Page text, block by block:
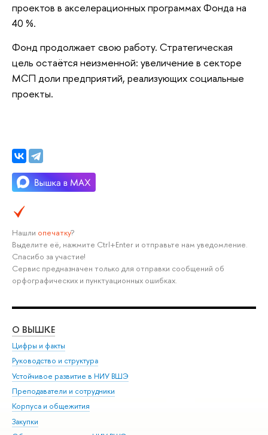
проектов в акселерационных программах Фонда на
40 %.
Фонд продолжает свою работу. Стратегическая
цель остаётся неизменной: увеличение в секторе
МСП доли предприятий, реализующих социальные
проекты.
Нашли опечатку?
Выделите её, нажмите Ctrl+Enter и отправьте нам уведомление.
Спасибо за участие!
Сервис предназначен только для отправки сообщений об
орфографических и пунктуационных ошибках.
О ВЫШКЕ
Цифры и факты
Руководство и структура
Устойчивое развитие в НИУ ВШЭ
Преподаватели и сотрудники
Корпуса и общежития
Закупки